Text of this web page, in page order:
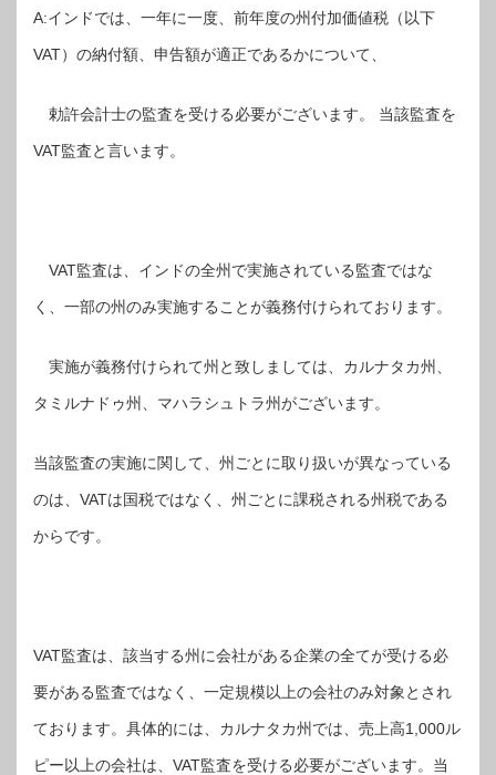
A:インドでは、一年に一度、前年度の州付加価値税（以下
VAT）の納付額、申告額が適正であるかについて、
勅許会計士の監査を受ける必要がございます。 当該監査を
VAT監査と言います。
VAT監査は、インドの全州で実施されている監査ではな
く、一部の州のみ実施することが義務付けられております。
実施が義務付けられて州と致しましては、カルナタカ州、
タミルナドゥ州、マハラシュトラ州がございます。
当該監査の実施に関して、州ごとに取り扱いが異なっている
のは、VATは国税ではなく、州ごとに課税される州税である
からです。
VAT監査は、該当する州に会社がある企業の全てが受ける必
要がある監査ではなく、一定規模以上の会社のみ対象とされ
ております。具体的には、カルナタカ州では、売上高1,000ル
ピー以上の会社は、VAT監査を受ける必要がございます。当